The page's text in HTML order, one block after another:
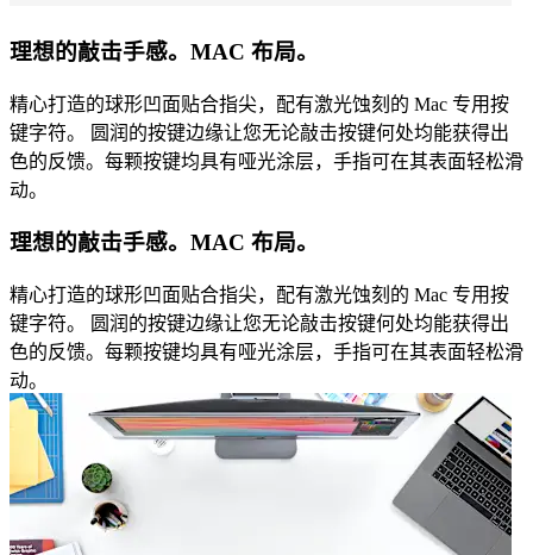
理想的敲击手感。MAC 布局。
精心打造的球形凹面贴合指尖，配有激光蚀刻的 Mac 专用按
键字符。 圆润的按键边缘让您无论敲击按键何处均能获得出
色的反馈。每颗按键均具有哑光涂层，手指可在其表面轻松滑
动。
理想的敲击手感。MAC 布局。
精心打造的球形凹面贴合指尖，配有激光蚀刻的 Mac 专用按
键字符。 圆润的按键边缘让您无论敲击按键何处均能获得出
色的反馈。每颗按键均具有哑光涂层，手指可在其表面轻松滑
动。